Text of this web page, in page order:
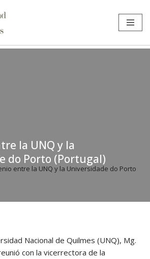
la UNQ y la
do Porto (Portugal)
entre la UNQ y la Universidade do Porto
Nacional de Quilmes (UNQ), Mg.
con la vicerrectora de la